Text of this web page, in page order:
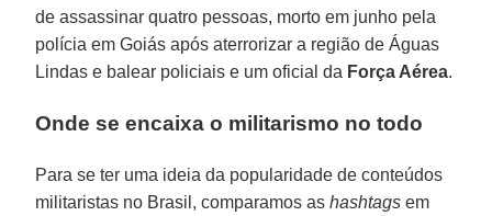
de assassinar quatro pessoas, morto em junho pela
polícia em Goiás após aterrorizar a região de Águas
Lindas e balear policiais e um oficial da Força Aérea.
Onde se encaixa o militarismo no todo
Para se ter uma ideia da popularidade de conteúdos
militaristas no Brasil, comparamos ashashtags em